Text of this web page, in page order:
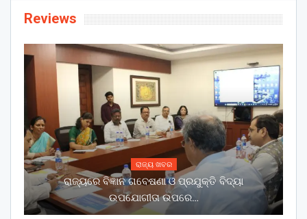
Reviews
ରାଜ୍ୟ ଖବର
ରାଜ୍ୟରେ ବିଜ୍ଞାନ ଗବେଷଣା ଓ ପ୍ରଯୁକ୍ତି ବିଦ୍ୟା
ଉପଯୋଗୀତା ଉପରେ…